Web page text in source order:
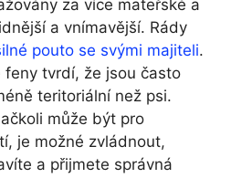
za více mateřské a
a vnímavější. Rády
pouto se svými majiteli.
feny tvrdí, že jsou často
teritoriální než psi.
může být pro
je možné zvládnout,
a přijmete správná